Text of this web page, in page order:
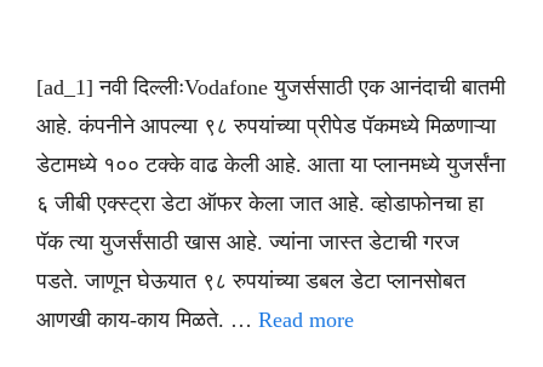
[ad_1] नवी दिल्लीःVodafone युजर्ससाठी एक आनंदाची बातमी
आहे. कंपनीने आपल्या ९८ रुपयांच्या प्रीपेड पॅकमध्ये मिळणाऱ्या
डेटामध्ये १०० टक्के वाढ केली आहे. आता या प्लानमध्ये युजर्संना
६ जीबी एक्स्ट्रा डेटा ऑफर केला जात आहे. व्होडाफोनचा हा
पॅक त्या युजर्संसाठी खास आहे. ज्यांना जास्त डेटाची गरज
पडते. जाणून घेऊयात ९८ रुपयांच्या डबल डेटा प्लानसोबत
आणखी काय-काय मिळते. … Read more